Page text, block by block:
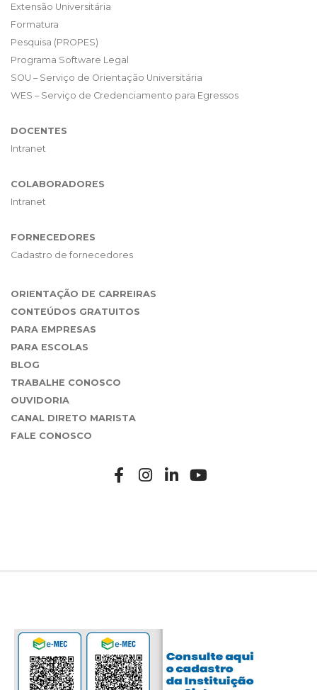
Extensão Universitária
Formatura
Pesquisa (PROPES)
Programa Software Legal
SOU – Serviço de Orientação Universitária
WES – Serviço de Credenciamento para Egressos
DOCENTES
Intranet
COLABORADORES
Intranet
FORNECEDORES
Cadastro de fornecedores
ORIENTAÇÃO DE CARREIRAS
CONTEÚDOS GRATUITOS
PARA EMPRESAS
PARA ESCOLAS
BLOG
TRABALHE CONOSCO
OUVIDORIA
CANAL DIRETO MARISTA
FALE CONOSCO